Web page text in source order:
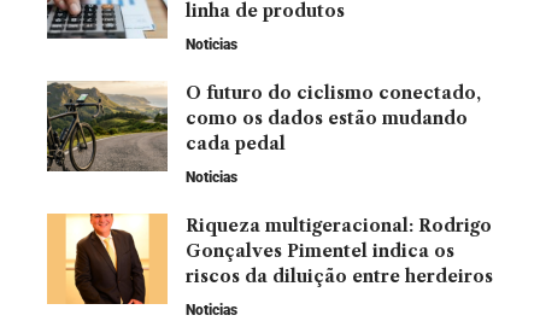
linha de produtos
Noticias
O futuro do ciclismo conectado,
como os dados estão mudando
cada pedal
Noticias
Riqueza multigeracional: Rodrigo
Gonçalves Pimentel indica os
riscos da diluição entre herdeiros
Noticias